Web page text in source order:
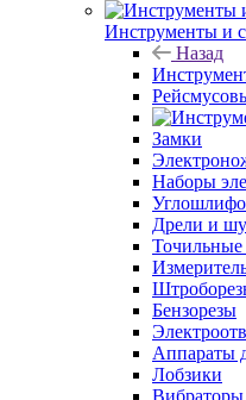
Инструменты и
Назад
Замки
Наборы
Дрели и
Точильные
Бензорезы
Аппараты
Лобзики
Вибраторы